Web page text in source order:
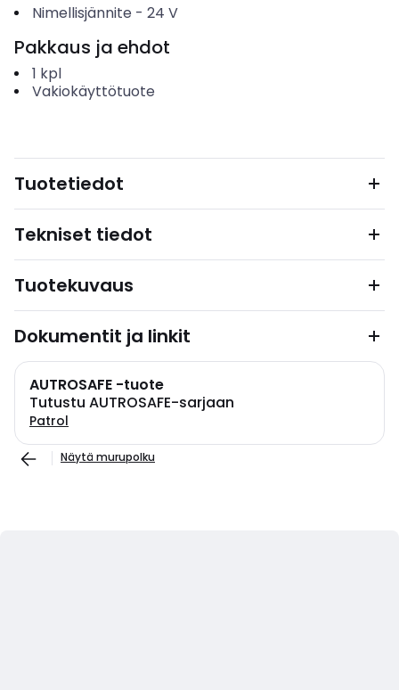
Nimellisjännite - 24 V
Pakkaus ja ehdot
1 kpl
Vakiokäyttötuote
Tuotetiedot
Tekniset tiedot
Tuotekuvaus
Dokumentit ja linkit
AUTROSAFE -tuote
Tutustu AUTROSAFE-sarjaan
Patrol
Näytä murupolku